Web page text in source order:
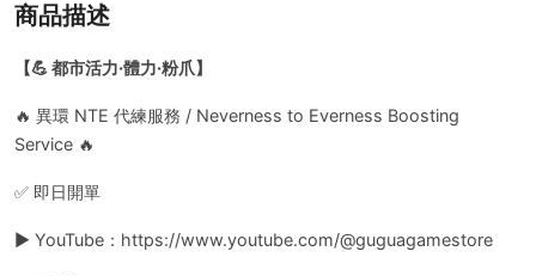
商品描述
【💪 都市活力·體力·粉爪】
🔥 異環 NTE 代練服務 / Neverness to Everness Boosting
Service 🔥
✅ 即日開單
▶️ YouTube：https://www.youtube.com/@guguagamestore